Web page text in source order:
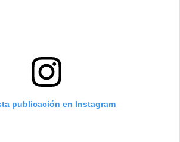
publicación en Instagram